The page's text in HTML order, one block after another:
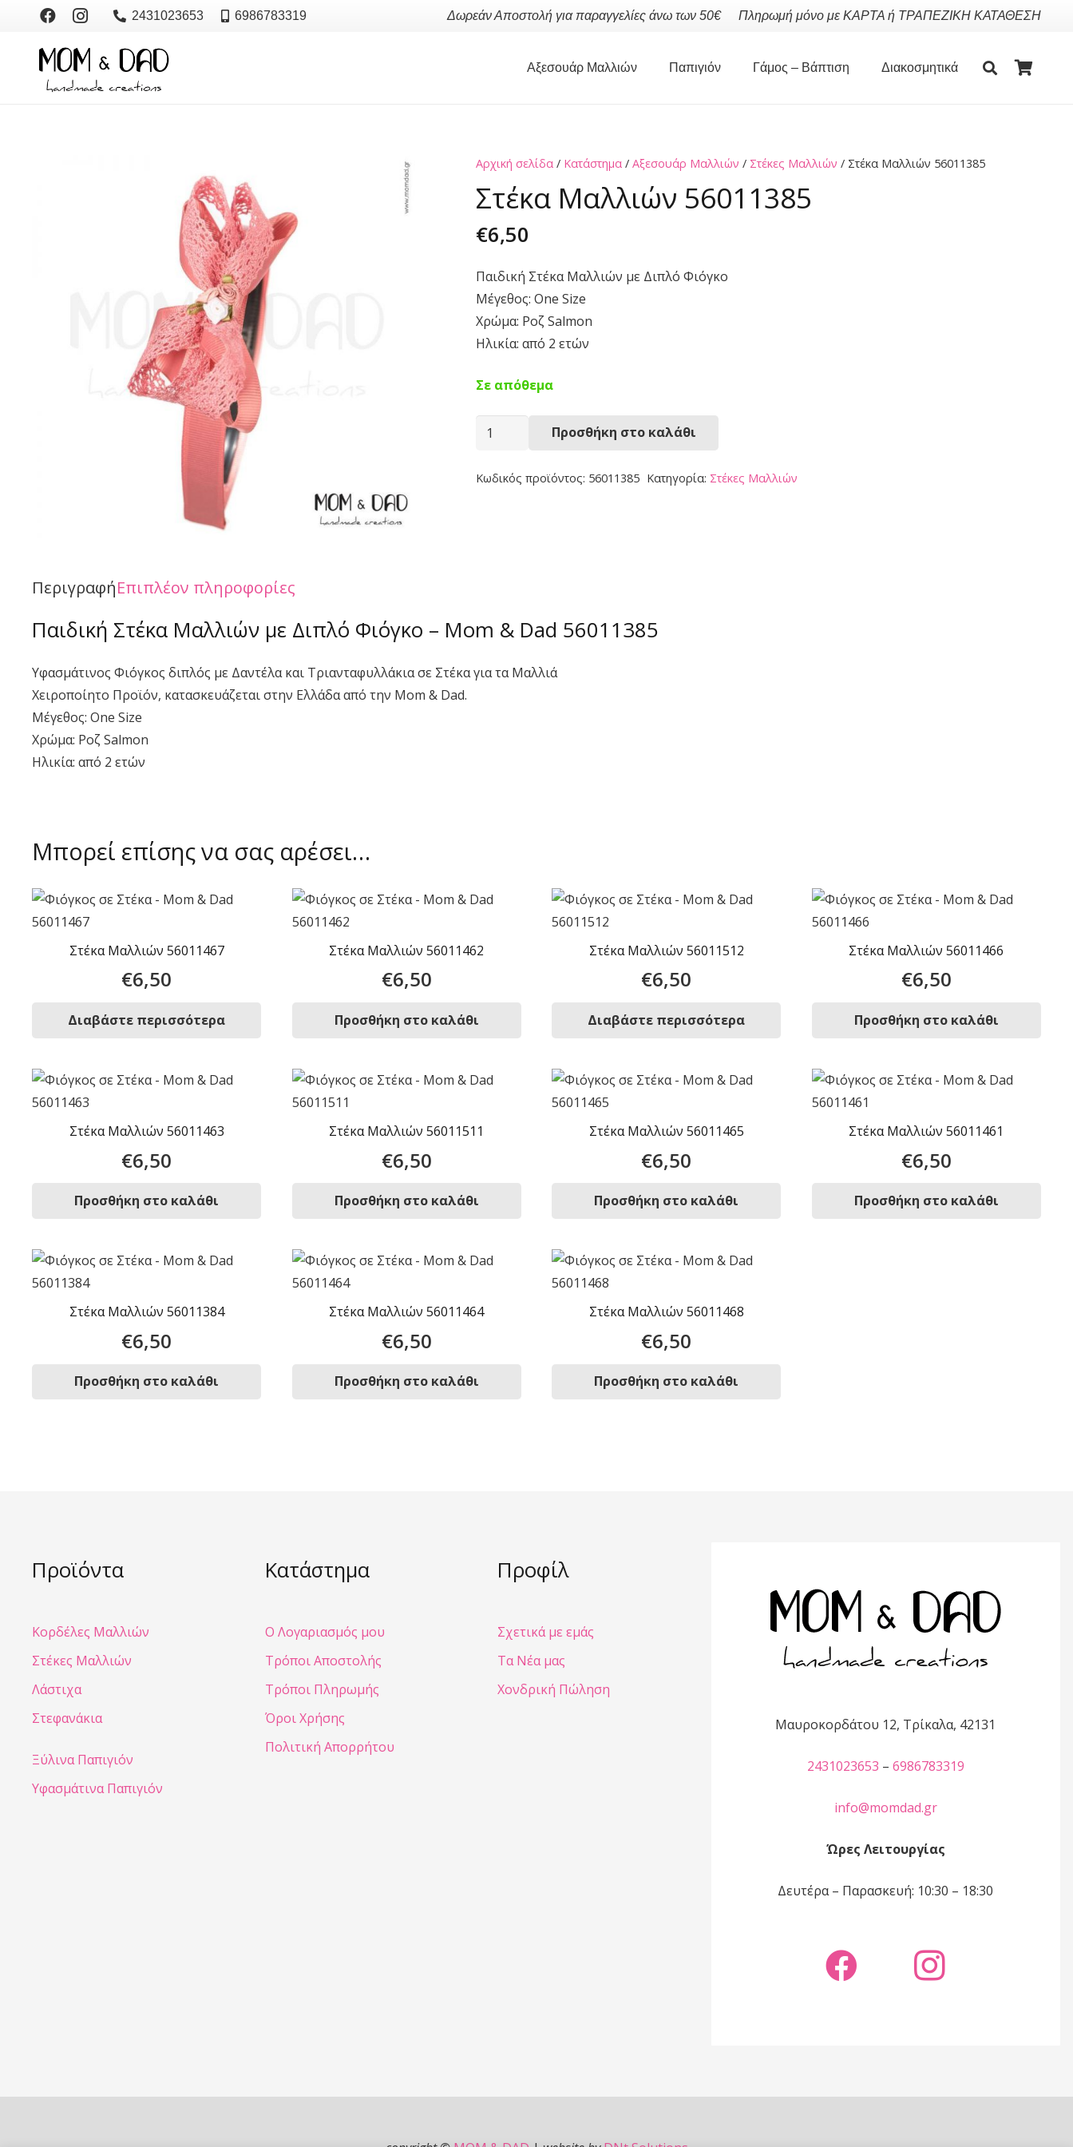
2431023653 6986783319 Δωρεάν Αποστολή για παραγγελίες άνω των 50€ Πληρωμή μόνο με ΚΑΡΤΑ ή ΤΡΑΠΕΖΙΚΗ ΚΑΤΑΘΕΣΗ
Αξεσουάρ Μαλλιών Παπιγιόν Γάμος – Βάπτιση Διακοσμητικά
Αρχική σελίδα / Κατάστημα /Αξεσουάρ Μαλλιών / Στέκες Μαλλιών / Στέκα Μαλλιών 56011385
Στέκα Μαλλιών 56011385
€6,50
Παιδική Στέκα Μαλλιών με Διπλό Φιόγκο
Μέγεθος: One Size
Χρώμα: Ροζ Salmon
Ηλικία: από 2 ετών
Σε απόθεμα
Στέκα
56011385
Προσθήκη στο καλάθι
Κωδικός προϊόντος: 56011385 Κατηγορία: Στέκες Μαλλιών
ΠεριγραφήΕπιπλέον πληροφορίες
Παιδική Στέκα Μαλλιών με Διπλό Φιόγκο – Mom & Dad 56011385
Υφασμάτινος Φιόγκος διπλός με Δαντέλα και Τριανταφυλλάκια σε Στέκα για τα Μαλλιά
Χειροποίητο Προϊόν, κατασκευάζεται στην Ελλάδα από την Mom & Dad.
Μέγεθος: One Size
Χρώμα: Ροζ Salmon
Ηλικία: από 2 ετών
Μπορεί επίσης να σας αρέσει…
Στέκα Μαλλιών 56011467
€6,50
Διαβάστε περισσότερα
Στέκα Μαλλιών 56011462
€6,50
Προσθήκη στο καλάθι
Στέκα Μαλλιών 56011512
€6,50
Διαβάστε περισσότερα
Στέκα Μαλλιών 56011466
€6,50
Προσθήκη στο καλάθι
Στέκα Μαλλιών 56011463
€6,50
Προσθήκη στο καλάθι
Στέκα Μαλλιών 56011511
€6,50
Προσθήκη στο καλάθι
Στέκα Μαλλιών 56011465
€6,50
Προσθήκη στο καλάθι
Στέκα Μαλλιών 56011461
€6,50
Προσθήκη στο καλάθι
Στέκα Μαλλιών 56011384
€6,50
Προσθήκη στο καλάθι
Στέκα Μαλλιών 56011464
€6,50
Προσθήκη στο καλάθι
Στέκα Μαλλιών 56011468
€6,50
Προσθήκη στο καλάθι
Προϊόντα
Κορδέλες Μαλλιών
Στέκες Μαλλιών
Λάστιχα
Στεφανάκια
Ξύλινα Παπιγιόν
Υφασμάτινα Παπιγιόν
Κατάστημα
Ο Λογαριασμός μου
Τρόποι Αποστολής
Τρόποι Πληρωμής
Όροι Χρήσης
Πολιτική Απορρήτου
Προφίλ
Σχετικά με εμάς
Τα Νέα μας
Χονδρική Πώληση
Μαυροκορδάτου 12, Τρίκαλα, 42131
2431023653 – 6986783319
info@momdad.gr
Ώρες Λειτουργίας
Δευτέρα – Παρασκευή: 10:30 – 18:30